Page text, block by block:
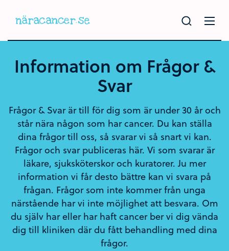
Information om Frågor &
Svar
Frågor & Svar är till för dig som är under 30 år och
står nära någon som har cancer. Du kan ställa
dina frågor till oss, så svarar vi så snart vi kan.
Frågor och svar publiceras här. Vi som svarar är
läkare, sjuksköterskor och kuratorer. Ju mer
information vi får desto bättre kan vi svara på
frågan. Frågor som inte kommer från unga
närstående har vi inte möjlighet att besvara. Om
du själv har eller har haft cancer ber vi dig vända
dig till kliniken där du fått behandling med dina
frågor.